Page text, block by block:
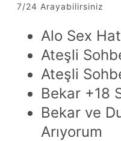
7/24 Arayabilirsiniz
Alo Sex
Ateşli
Ateşli
Bekar +18
Bekar ve
Arıyorum